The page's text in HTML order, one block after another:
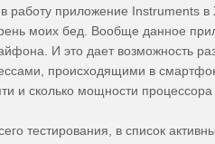
в работу приложение Instruments
моих бед. Вообще данное
И это дает возможность
происходящими в
и сколько мощности процессора
тестирования, в список